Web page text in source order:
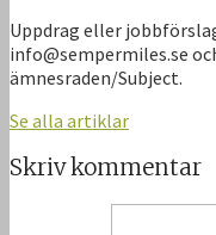
Uppdrag eller
info@sempermiles.se
ämnesraden/Subject.
Se alla artiklar
Skriv kommentar